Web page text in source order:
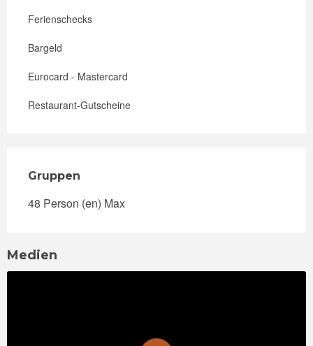
Ferienschecks
Bargeld
Eurocard - Mastercard
Restaurant-Gutscheine
Gruppen
Gruppen
48 Person (en) Max
Medien